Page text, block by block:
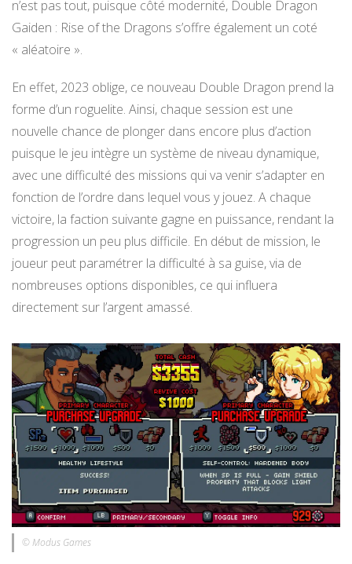
n’est pas tout, puisque côté modernité, Double Dragon
Gaiden : Rise of the Dragons s’offre également un coté
« aléatoire ».
En effet, 2023 oblige, ce nouveau Double Dragon prend la
forme d’un roguelite. Ainsi, chaque session est une
nouvelle chance de plonger dans encore plus d’action
puisque le jeu intègre un système de niveau dynamique,
avec une difficulté des missions qui va venir s’adapter en
fonction de l’ordre dans lequel vous y jouez. A chaque
victoire, la faction suivante gagne en puissance, rendant la
progression un peu plus difficile. En début de mission, le
joueur peut paramétrer la difficulté à sa guise, via de
nombreuses options disponibles, ce qui influera
directement sur l’argent amassé.
© Modus Games